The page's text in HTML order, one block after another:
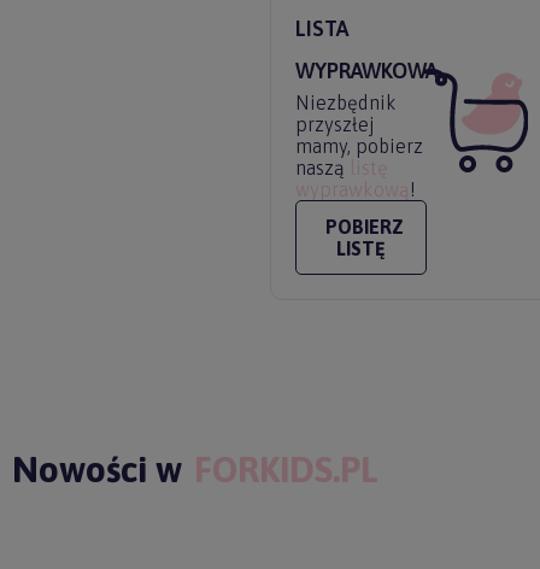
LISTA
WYPRAWKOWA
Niezbędnik
przyszłej
mamy, pobierz
naszą
listę
wyprawkową !
POBIERZ
LISTĘ
Nowości w FORKIDS.PL